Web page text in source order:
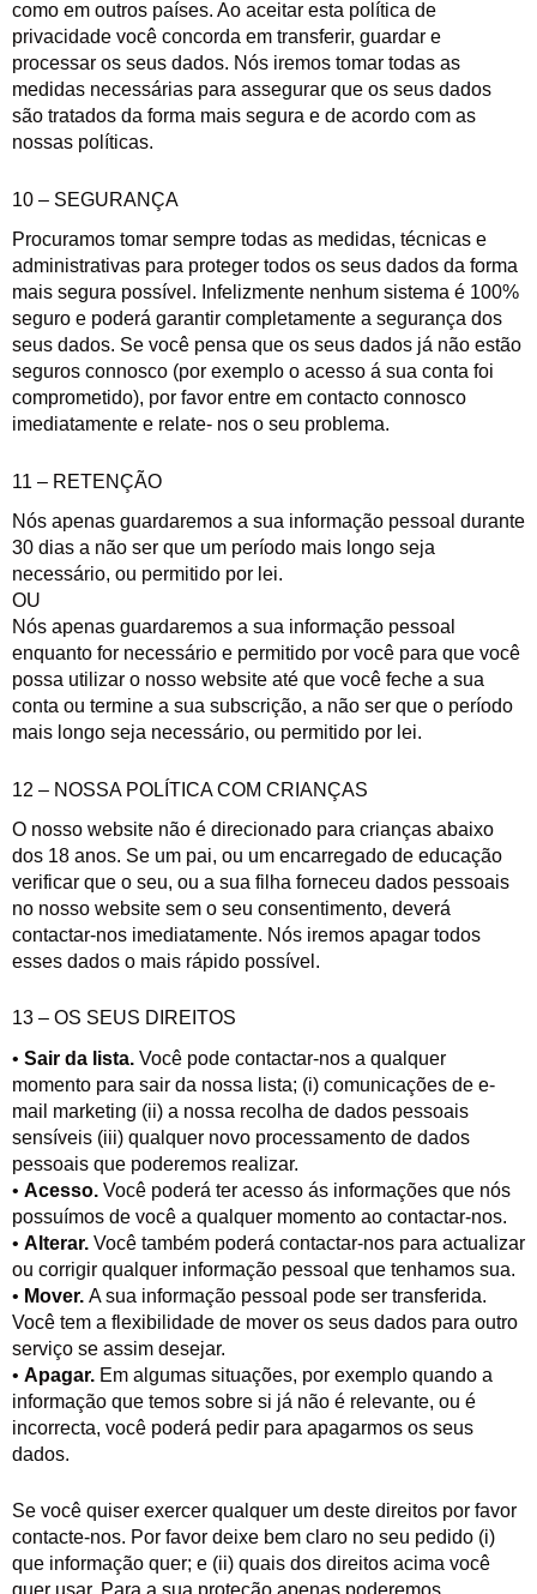
como em outros países. Ao aceitar esta política de
privacidade você concorda em transferir, guardar e
processar os seus dados. Nós iremos tomar todas as
medidas necessárias para assegurar que os seus dados
são tratados da forma mais segura e de acordo com as
nossas políticas.
10 – SEGURANÇA
Procuramos tomar sempre todas as medidas, técnicas e
administrativas para proteger todos os seus dados da forma
mais segura possível. Infelizmente nenhum sistema é 100%
seguro e poderá garantir completamente a segurança dos
seus dados. Se você pensa que os seus dados já não estão
seguros connosco (por exemplo o acesso á sua conta foi
comprometido), por favor entre em contacto connosco
imediatamente e relate- nos o seu problema.
11 – RETENÇÃO
Nós apenas guardaremos a sua informação pessoal durante
30 dias a não ser que um período mais longo seja
necessário, ou permitido por lei.
OU
Nós apenas guardaremos a sua informação pessoal
enquanto for necessário e permitido por você para que você
possa utilizar o nosso website até que você feche a sua
conta ou termine a sua subscrição, a não ser que o período
mais longo seja necessário, ou permitido por lei.
12 – NOSSA POLÍTICA COM CRIANÇAS
O nosso website não é direcionado para crianças abaixo
dos 18 anos. Se um pai, ou um encarregado de educação
verificar que o seu, ou a sua filha forneceu dados pessoais
no nosso website sem o seu consentimento, deverá
contactar-nos imediatamente. Nós iremos apagar todos
esses dados o mais rápido possível.
13 – OS SEUS DIREITOS
• Sair da lista. Você pode contactar-nos a qualquer
momento para sair da nossa lista; (i) comunicações de e-
mail marketing (ii) a nossa recolha de dados pessoais
sensíveis (iii) qualquer novo processamento de dados
pessoais que poderemos realizar.
• Acesso. Você poderá ter acesso ás informações que nós
possuímos de você a qualquer momento ao contactar-nos.
• Alterar. Você também poderá contactar-nos para actualizar
ou corrigir qualquer informação pessoal que tenhamos sua.
• Mover. A sua informação pessoal pode ser transferida.
Você tem a flexibilidade de mover os seus dados para outro
serviço se assim desejar.
• Apagar. Em algumas situações, por exemplo quando a
informação que temos sobre si já não é relevante, ou é
incorrecta, você poderá pedir para apagarmos os seus
dados.
Se você quiser exercer qualquer um deste direitos por favor
contacte-nos. Por favor deixe bem claro no seu pedido (i)
que informação quer; e (ii) quais dos direitos acima você
quer usar. Para a sua proteção apenas poderemos